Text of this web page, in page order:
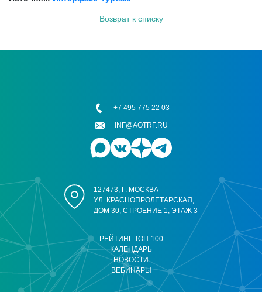
Возврат к списку
РЕЙТИНГ ТОП-100
КАЛЕНДАРЬ
НОВОСТИ
ВЕБИНАРЫ
127473, Г. МОСКВА
УЛ. КРАСНОПРОЛЕТАРСКАЯ,
ДОМ 30, СТРОЕНИЕ 1, ЭТАЖ 3
+7 495 775 22 03
INF@AOTRF.RU